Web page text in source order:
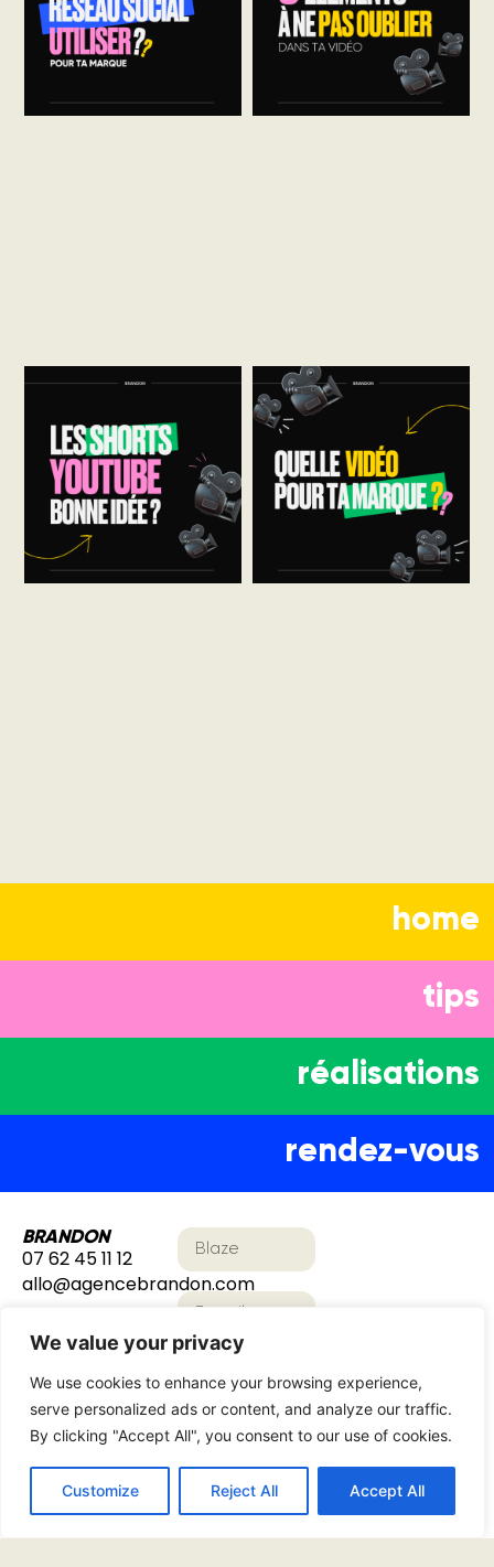
We value your privacy
We use cookies to enhance your browsing experience,
serve personalized ads or content, and analyze our traffic.
By clicking "Accept All", you consent to our use of cookies.
Customize Reject All Accept All
home
tips
réalisations
rendez-vous
BRANDON
07 62 45 11 12
allo@agencebrandon.com
Chapelle
YES ÇA
MATCH !